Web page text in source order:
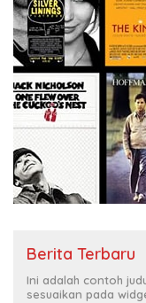
Berita Terbaru
Ini adalah contoh
sesuaikan pada